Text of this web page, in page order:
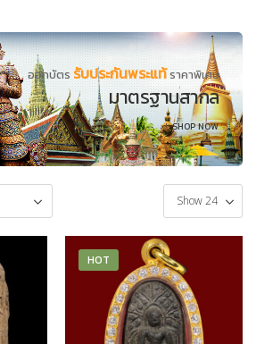
ออกบัตร รับประกันพระแท้ราคาพิเศษ
มาตรฐานสากล
SHOP NOW
HOT